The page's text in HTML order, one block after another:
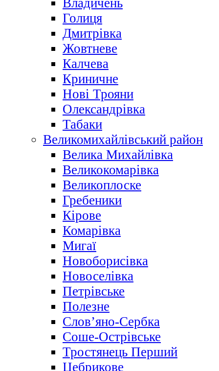
Владичень
Голиця
Дмитрівка
Жовтневе
Калчева
Криничне
Нові Трояни
Олександрівка
Табаки
Великомихайлівський район
Велика Михайлівка
Великокомарівка
Великоплоске
Гребеники
Кірове
Комарівка
Мигаї
Новоборисівка
Новоселівка
Петрівське
Полезне
Слов’яно-Сербка
Соше-Острівське
Тростянець Перший
Цебрикове